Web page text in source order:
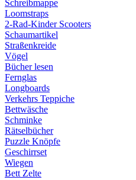
Schreibmappe
Loomstraps
2-Rad-Kinder Scooters
Schaumartikel
Straßenkreide
Vögel
Bücher lesen
Fernglas
Longboards
Verkehrs Teppiche
Bettwäsche
Schminke
Rätselbücher
Puzzle Knöpfe
Geschirrset
Wiegen
Bett Zelte